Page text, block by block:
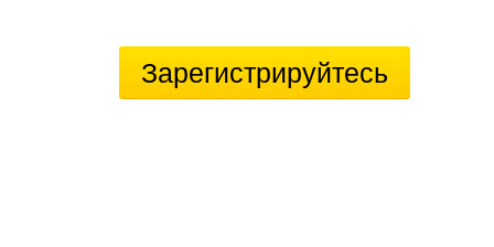
Зарегистрируйтесь